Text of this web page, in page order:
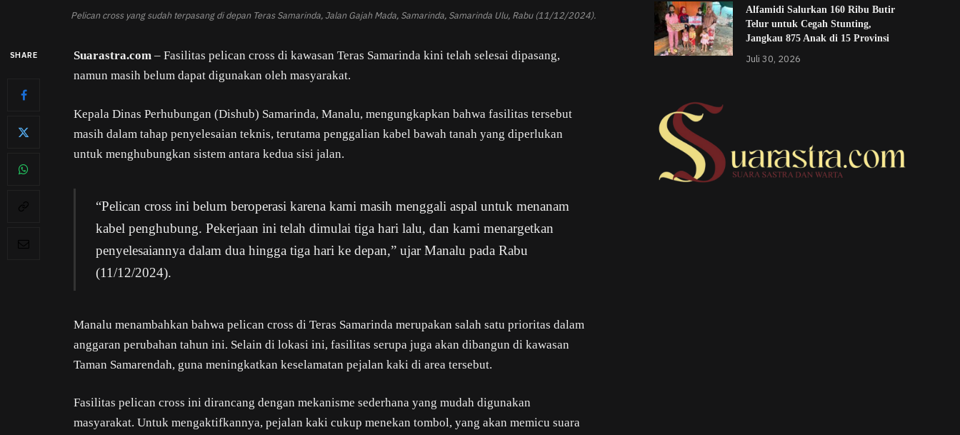
Pelican cross yang sudah terpasang di depan Teras Samarinda, Jalan Gajah Mada, Samarinda, Samarinda Ulu, Rabu (11/12/2024).
SHARE Suarastra.com – Fasilitas pelican cross di kawasan Teras Samarinda kini telah selesai dipasang,
namun masih belum dapat digunakan oleh masyarakat.
Kepala Dinas Perhubungan (Dishub) Samarinda, Manalu, mengungkapkan bahwa fasilitas tersebut
masih dalam tahap penyelesaian teknis, terutama penggalian kabel bawah tanah yang diperlukan
untuk menghubungkan sistem antara kedua sisi jalan.
“Pelican cross ini belum beroperasi karena kami masih menggali aspal untuk menanam
kabel penghubung. Pekerjaan ini telah dimulai tiga hari lalu, dan kami menargetkan
penyelesaiannya dalam dua hingga tiga hari ke depan,” ujar Manalu pada Rabu
(11/12/2024).
Manalu menambahkan bahwa pelican cross di Teras Samarinda merupakan salah satu prioritas dalam
anggaran perubahan tahun ini. Selain di lokasi ini, fasilitas serupa juga akan dibangun di kawasan
Taman Samarendah, guna meningkatkan keselamatan pejalan kaki di area tersebut.
Fasilitas pelican cross ini dirancang dengan mekanisme sederhana yang mudah digunakan
masyarakat. Untuk mengaktifkannya, pejalan kaki cukup menekan tombol, yang akan memicu suara
Alfamidi Salurkan 160 Ribu Butir
Telur untuk Cegah Stunting,
Jangkau 875 Anak di 15 Provinsi
Juli 30, 2026